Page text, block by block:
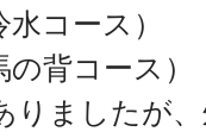
コース）
背コース）
りましたが